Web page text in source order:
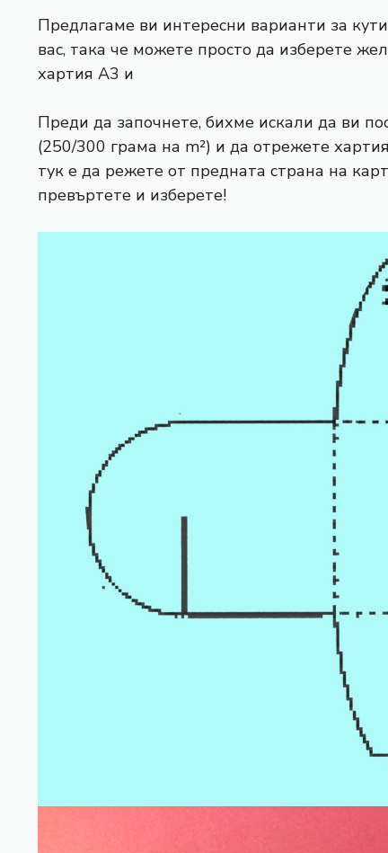
Предлагаме ви интересни варианти за
вас, така че можете просто да изберете
хартия А3 и
Преди да започнете, бихме искали да ви
(250/300 грама на m²) и да отрежете
тук е да режете от предната страна на
превъртете и изберете!